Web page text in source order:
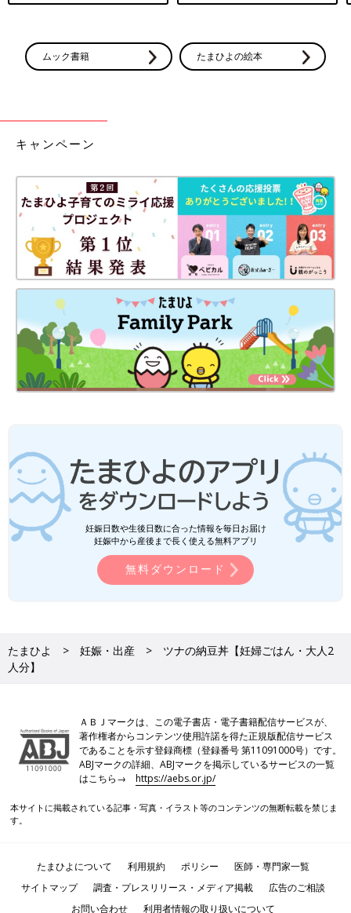
ムック書籍 たまひよの絵本
キャンペーン
妊娠日数や生後日数に合った情報を毎日お届け
妊娠中から産後まで長く使える無料アプリ
無料ダウンロード
たまひよ 妊娠・出産
ツナの納豆丼【妊婦ごはん・大人2
人分】
ＡＢＪマークは、この電子書店・電子書籍配信サービスが、
著作権者からコンテンツ使用許諾を得た正規版配信サービス
であることを示す登録商標（登録番号 第11091000号）です。
ABJマークの詳細、ABJマークを掲示しているサービスの一覧
はこちら→https://aebs.or.jp/
本サイトに掲載されている記事・写真・イラスト等のコンテンツの無断転載を禁じま
す。
たまひよについて 利用規約 ポリシー
医師・専門家一覧
サイトマップ
調査・プレスリリース・メディア掲載
広告のご相談
お問い合わせ
利用者情報の取り扱いについて